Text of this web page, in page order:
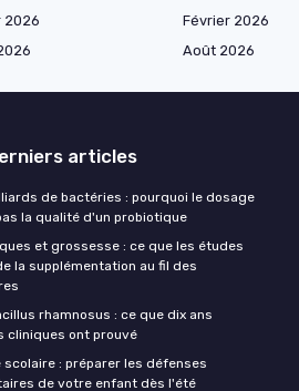
2026 Février 2026
Août 2026
articles
de bactéries : pourquoi le dosage
la qualité d'un probiotique
et grossesse : ce que les études
la supplémentation au fil des
rhamnosus : ce que dix ans
cliniques ont prouvé
scolaire : préparer les défenses
de votre enfant dès l'été